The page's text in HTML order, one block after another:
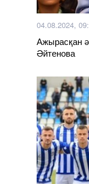
04.08.2024,
Ажырасқан
Әйтенова